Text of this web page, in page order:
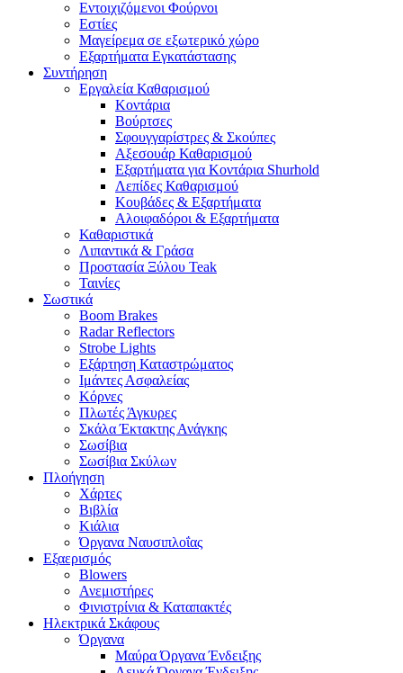
Εντοιχιζόμενοι Φούρνοι
Εστίες
Μαγείρεμα σε εξωτερικό χώρο
Εξαρτήματα Εγκατάστασης
Συντήρηση
Εργαλεία Καθαρισμού
Κοντάρια
Βούρτσες
Σφουγγαρίστρες & Σκούπες
Αξεσουάρ Καθαρισμού
Εξαρτήματα για Κοντάρια Shurhold
Λεπίδες Καθαρισμού
Κουβάδες & Εξαρτήματα
Αλοιφαδόροι & Εξαρτήματα
Καθαριστικά
Λιπαντικά & Γράσα
Προστασία Ξύλου Teak
Ταινίες
Σωστικά
Boom Brakes
Radar Reflectors
Strobe Lights
Εξάρτηση Καταστρώματος
Ιμάντες Ασφαλείας
Κόρνες
Πλωτές Άγκυρες
Σκάλα Έκτακτης Ανάγκης
Σωσίβια
Σωσίβια Σκύλων
Πλοήγηση
Χάρτες
Βιβλία
Κιάλια
Όργανα Ναυσιπλοΐας
Εξαερισμός
Blowers
Ανεμιστήρες
Φινιστρίνια & Καταπακτές
Ηλεκτρικά Σκάφους
Όργανα
Μαύρα Όργανα Ένδειξης